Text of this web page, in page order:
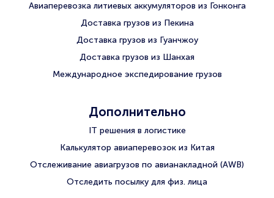
Авиаперевозка литиевых аккумуляторов из Гонконга
Доставка грузов из Пекина
Доставка грузов из Гуанчжоу
Доставка грузов из Шанхая
Международное экспедирование грузов
Дополнительно
IT решения в логистике
Калькулятор авиаперевозок из Китая
Отслеживание авиагрузов по авианакладной (AWB)
Отследить посылку для физ. лица